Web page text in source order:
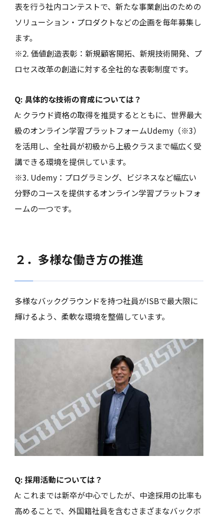
表を行う社内コンテストで、新たな事業創出のための
ソリューション・プロダクトなどの企画を毎年募集し
ます。
※2. 価値創造表彰：新規顧客開拓、新規技術開発、プ
ロセス改革の創造に対する全社的な表彰制度です。
Q: 具体的な技術の育成については？
A: クラウド資格の取得を推奨するとともに、世界最大
級のオンライン学習プラットフォームUdemy（※3）
を活用し、全社員が初級から上級クラスまで幅広く受
講できる環境を提供しています。
※3. Udemy：プログラミング、ビジネスなど幅広い
分野のコースを提供するオンライン学習プラットフォ
ームの一つです。
２．多様な働き方の推進
多様なバックグラウンドを持つ社員がISBで最大限に
輝けるよう、柔軟な環境を整備しています。
Q: 採用活動については？
A: これまでは新卒が中心でしたが、中途採用の比率も
高めることで、外国籍社員を含むさまざまなバックボ